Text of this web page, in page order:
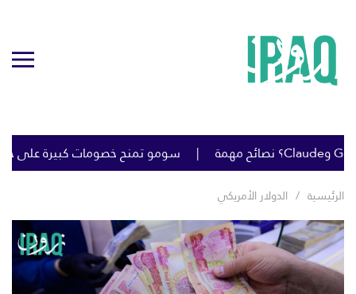
سومو تمنح خصومات كبيرة على خام البصرة لتحفيز
الرئيسية الدولار الأمريكي